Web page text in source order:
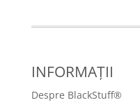
INFORMAȚII
Despre BlackStuff®